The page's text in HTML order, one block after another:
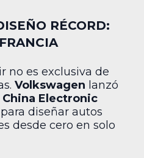
RÉCORD:
no es exclusiva de
Volkswagen lanzó
China Electronic
para diseñar autos
desde cero en solo